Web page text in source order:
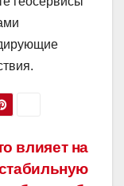
влияет на